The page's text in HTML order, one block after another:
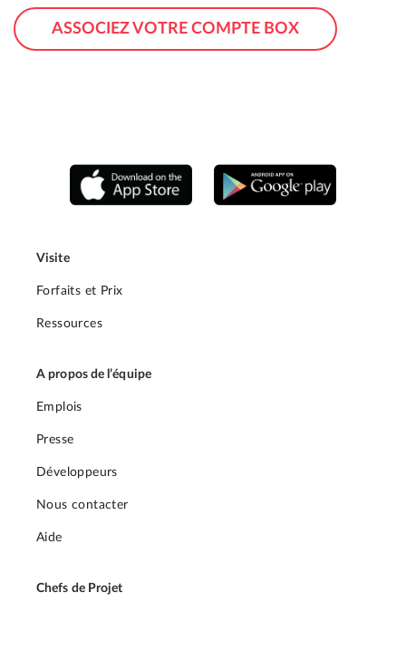
ASSOCIEZ VOTRE COMPTE BOX
Visite
Forfaits et Prix
Ressources
A propos de l’équipe
Emplois
Presse
Développeurs
Nous contacter
Aide
Chefs de Projet